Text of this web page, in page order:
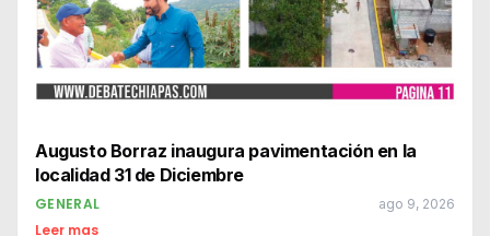
Augusto Borraz inaugura pavimentación en la
localidad 31 de Diciembre
GENERAL ago 9, 2026
Leer mas